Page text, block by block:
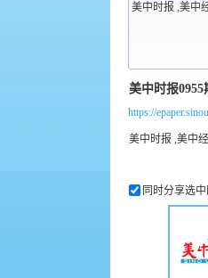
美中时报 ,美中
https://
同时分享选